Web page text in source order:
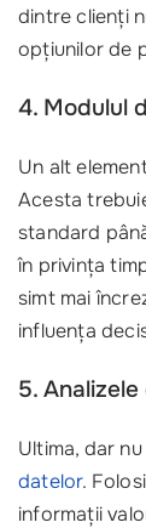
dintre clienți
opțiunilor de
4. Modulul
Un alt
Acesta
standard
în privința
simt mai
influența
5.
Ultima, dar
datelor.
informații